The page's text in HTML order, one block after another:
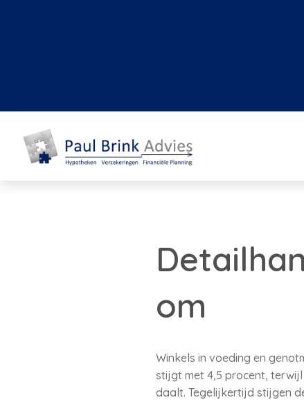
om
Winkels in voeding en
stijgt met 4,5 procent,
daalt. Tegelijkertijd stijgen